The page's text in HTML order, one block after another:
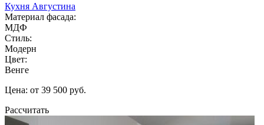
Кухня Августина
Материал фасада:
МДФ
Стиль:
Модерн
Цвет:
Венге
Цена: от 39 500 руб.
Рассчитать